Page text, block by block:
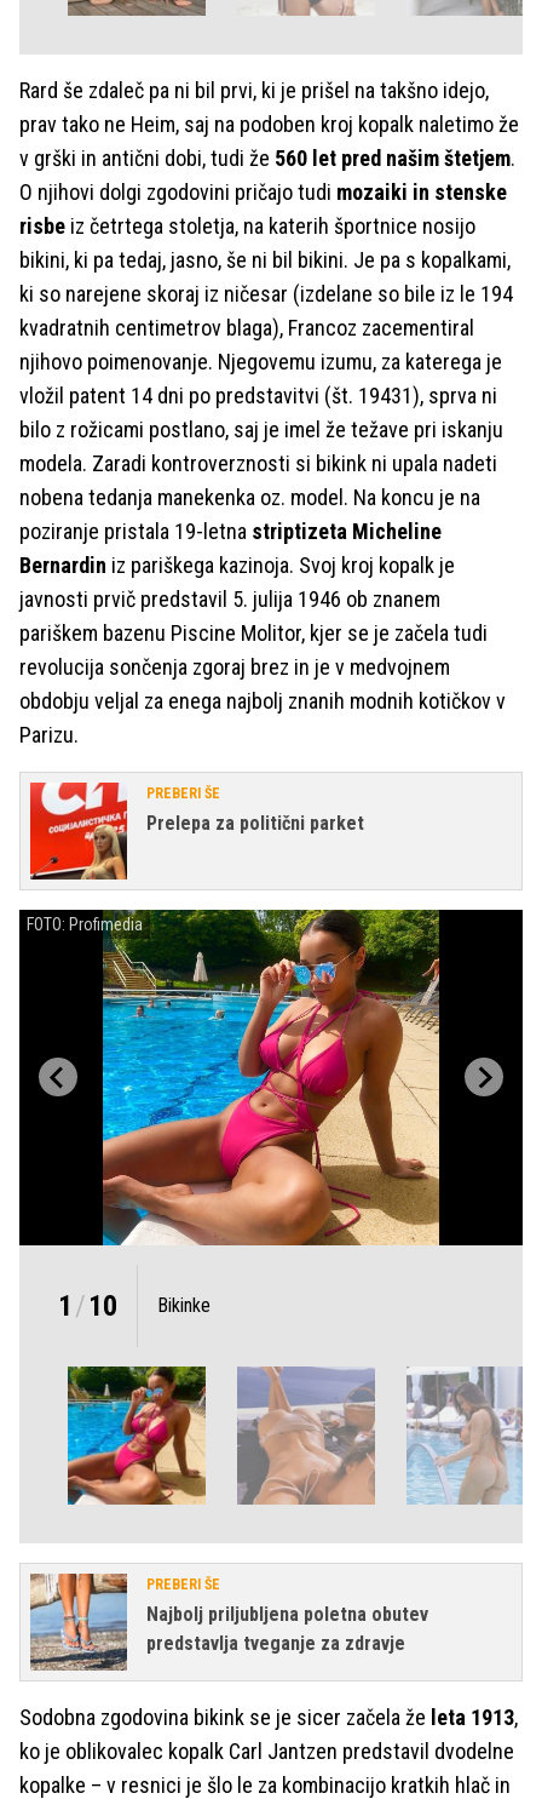
Rard še zdaleč pa ni bil prvi, ki je prišel na takšno idejo,
prav tako ne Heim, saj na podoben kroj kopalk naletimo že
v grški in antični dobi, tudi že 560 let pred našim štetjem.
O njihovi dolgi zgodovini pričajo tudi mozaiki in stenske
risbe iz četrtega stoletja, na katerih športnice nosijo
bikini, ki pa tedaj, jasno, še ni bil bikini. Je pa s kopalkami,
ki so narejene skoraj iz ničesar (izdelane so bile iz le 194
kvadratnih centimetrov blaga), Francoz zacementiral
njihovo poimenovanje. Njegovemu izumu, za katerega je
vložil patent 14 dni po predstavitvi (št. 19431), sprva ni
bilo z rožicami postlano, saj je imel že težave pri iskanju
modela. Zaradi kontroverznosti si bikink ni upala nadeti
nobena tedanja manekenka oz. model. Na koncu je na
poziranje pristala 19-letna striptizeta Micheline
Bernardin iz pariškega kazinoja. Svoj kroj kopalk je
javnosti prvič predstavil 5. julija 1946 ob znanem
pariškem bazenu Piscine Molitor, kjer se je začela tudi
revolucija sončenja zgoraj brez in je v medvojnem
obdobju veljal za enega najbolj znanih modnih kotičkov v
Parizu.
PREBERI ŠE
Prelepa za politični parket
FOTO: Profimedia
1 /10 Bikinke
PREBERI ŠE
Najbolj priljubljena poletna obutev
predstavlja tveganje za zdravje
Sodobna zgodovina bikink se je sicer začela že leta 1913,
ko je oblikovalec kopalk Carl Jantzen predstavil dvodelne
kopalke – v resnici je šlo le za kombinacijo kratkih hlač in